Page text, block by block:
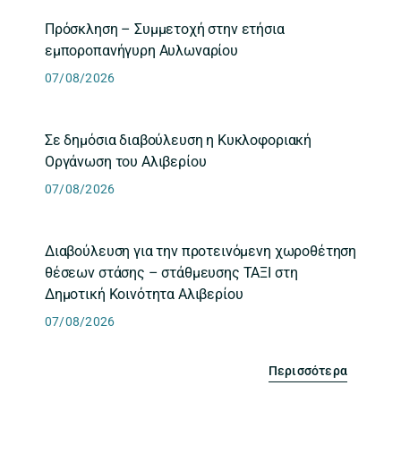
Πρόσκληση – Συμμετοχή στην ετήσια
εμποροπανήγυρη Αυλωναρίου
07/08/2026
Σε δημόσια διαβούλευση η Κυκλοφοριακή
Οργάνωση του Αλιβερίου
07/08/2026
Διαβούλευση για την προτεινόμενη χωροθέτηση
θέσεων στάσης – στάθμευσης ΤΑΞΙ στη
Δημοτική Κοινότητα Αλιβερίου
07/08/2026
Περισσότερα